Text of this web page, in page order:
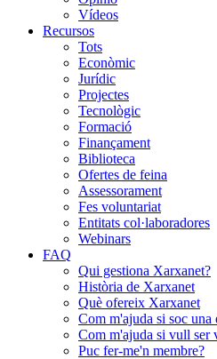
Vídeos
Recursos
Tots
Econòmic
Jurídic
Projectes
Tecnològic
Formació
Finançament
Biblioteca
Ofertes de feina
Assessorament
Fes voluntariat
Entitats col·laboradores
Webinars
FAQ
Qui gestiona Xarxanet?
Història de Xarxanet
Què ofereix Xarxanet
Com m'ajuda si soc una
Com m'ajuda si vull ser
Puc fer-me'n membre?